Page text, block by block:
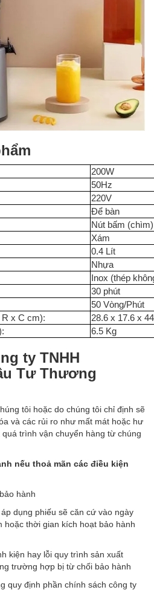
200W
50Hz
220V
Để bàn
Nút bấm (chìm)
Xám
0.4 Lít
Nhựa
Inox (thép
30 phút
50 Vòng/Phút
x C cm):
28.6 x 17.6 x
6.5 Kg
ty TNHH
Tư Thương
tôi hoặc do chúng tôi chỉ định sẽ
và các rủi ro như mất mát hoặc hư
trình vận chuyển hàng từ chúng
nếu thoả mãn các điều kiện
hành
dụng phiếu sẽ căn cứ vào ngày
hoặc thời gian kích hoạt bảo hành
kiện hay lỗi quy trình sản xuất
trường hợp bị từ chối bảo hành
quy định phần chính sách công ty